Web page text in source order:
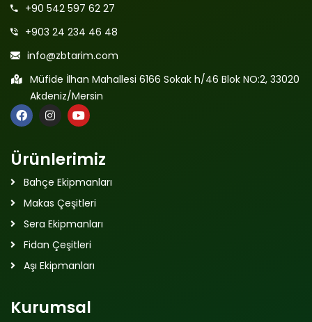
+90 542 597 62 27
+903 24 234 46 48
info@zbtarim.com
Müfide İlhan Mahallesi 6166 Sokak h/46 Blok NO:2, 33020
Akdeniz/Mersin
Ürünlerimiz
Bahçe Ekipmanları
Makas Çeşitleri
Sera Ekipmanları
Fidan Çeşitleri
Aşı Ekipmanları
Kurumsal